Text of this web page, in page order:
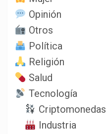
Opinión
Otros
Política
Religión
Salud
Tecnología
Criptomonedas
Industria